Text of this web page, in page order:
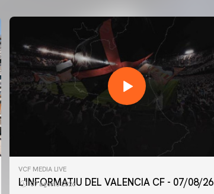
VCF MEDIA LIVE
L'INFORMATIU DEL VALENCIA CF - 07/08/26
07 agosto 2026